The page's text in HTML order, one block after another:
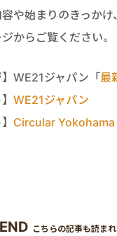
や始まりのきっか
からご覧ください。
】WE21ジャパン「最
WE21ジャパン
Circular Yokohama
こちらの記事も読ま